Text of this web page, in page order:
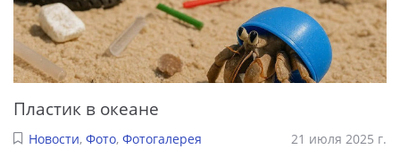
Пластик в океане
Новости, Фото, Фотогалерея 21 июля 2025 г.